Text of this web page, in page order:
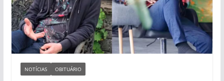
NOTÍCIAS OBITUÁRIO